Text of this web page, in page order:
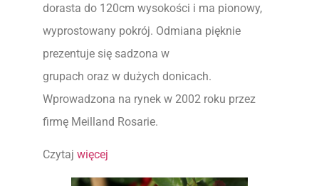
dorasta do 120cm wysokości i ma pionowy,
wyprostowany pokrój. Odmiana pięknie
prezentuje się sadzona w
grupach oraz w dużych donicach.
Wprowadzona na rynek w 2002 roku przez
firmę Meilland Rosarie.
Czytaj więcej